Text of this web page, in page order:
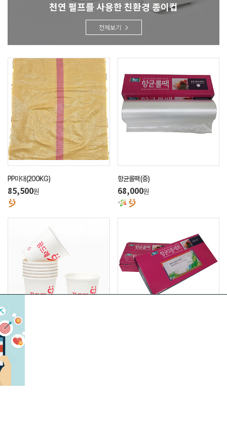
천연 펄프를 사용한 친환경 종이컵
전체보기
PP마대(200KG)
85,500원
항균롤팩(중)
68,000원
종이컵(190g 1,000개입)
16,900